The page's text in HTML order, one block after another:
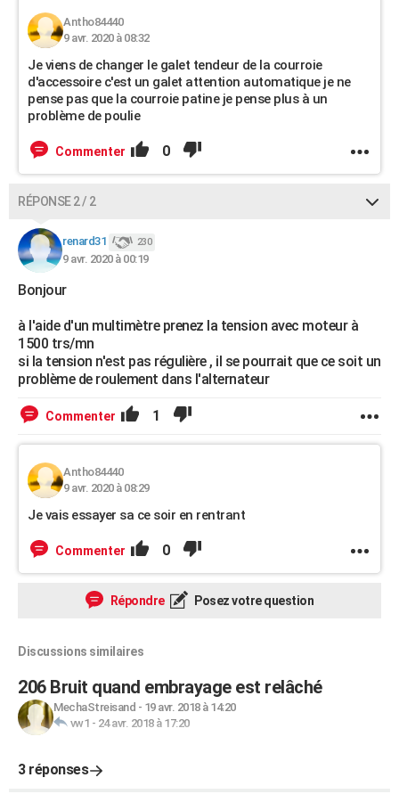
Antho84440
9 avr. 2020 à 08:32
Je viens de changer le galet tendeur de la courroie
d'accessoire c'est un galet attention automatique je ne
pense pas que la courroie patine je pense plus à un
problème de poulie
Commenter 0
RÉPONSE 2 / 2
renard31 230
9 avr. 2020 à 00:19
Bonjour
à l'aide d'un multimètre prenez la tension avec moteur à
1500 trs/mn
si la tension n'est pas régulière , il se pourrait que ce soit un
problème de roulement dans l'alternateur
Commenter 1
Antho84440
9 avr. 2020 à 08:29
Je vais essayer sa ce soir en rentrant
Commenter 0
Répondre Posez votre question
Discussions similaires
206 Bruit quand embrayage est relâché
MechaStreisand - 19 avr. 2018 à 14:20
vw1 - 24 avr. 2018 à 17:20
3 réponses